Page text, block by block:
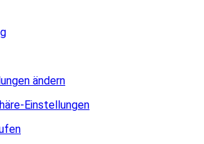
ändern
Einstellungen